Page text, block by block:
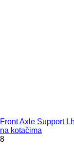
Front Axle Support
na kotačima
8